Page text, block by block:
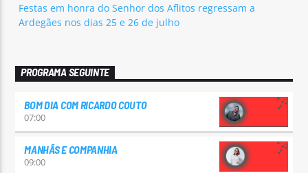
Festas em honra do Senhor dos Aflitos regressam a
Ardegães nos dias 25 e 26 de julho
PROGRAMA SEGUINTE
BOM DIA COM RICARDO COUTO
07:00
MANHÃS E COMPANHIA
09:00